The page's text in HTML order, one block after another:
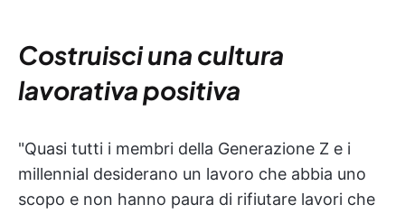
Costruisci una cultura
lavorativa positiva
"Quasi tutti i membri della Generazione Z e i
millennial desiderano un lavoro che abbia uno
scopo e non hanno paura di rifiutare lavori che